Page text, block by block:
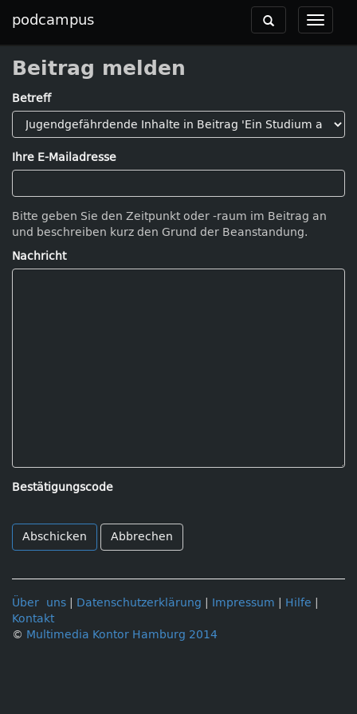
podcampus
Toggle
Toggle
navigation
Beitrag melden
Betreff
Ihre E-Mailadresse
Bitte geben Sie den Zeitpunkt oder -raum im Beitrag an
und beschreiben kurz den Grund der Beanstandung.
Nachricht
Bestätigungscode
Abbrechen
Über uns Datenschutzerklärung Impressum Hilfe
Kontakt
© Multimedia Kontor Hamburg 2014